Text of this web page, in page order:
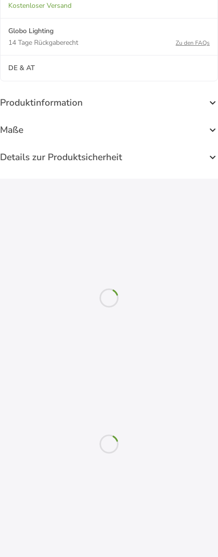
Kostenloser Versand
Globo Lighting
14 Tage Rückgaberecht
Zu den FAQs
DE & AT
Produktinformation
Maße
Details zur Produktsicherheit